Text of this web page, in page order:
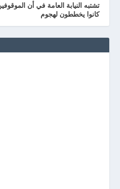
تشتبه النيابة العامة في أن
كانوا يخططون لهجوم